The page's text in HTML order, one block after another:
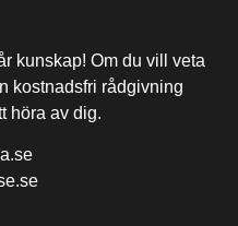
kunskap! Om du vill veta
kostnadsfri rådgivning
höra av dig.
.se